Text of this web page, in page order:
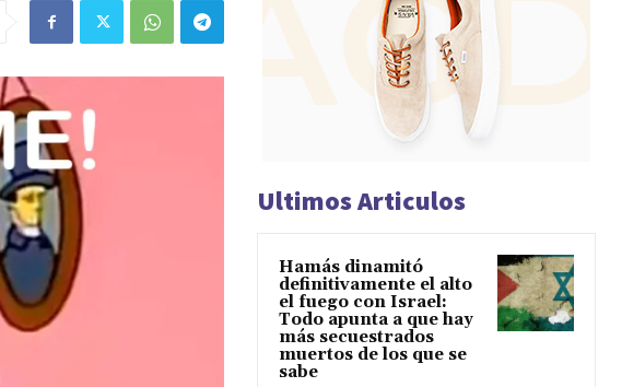
Ultimos Articulos
Hamás dinamitó
definitivamente el alto
el fuego con Israel:
Todo apunta a que hay
más secuestrados
muertos de los que se
sabe